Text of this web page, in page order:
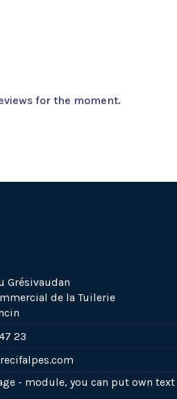
for the moment.
Grésivaudan
de la Tuilerie
23
- module, you can put own